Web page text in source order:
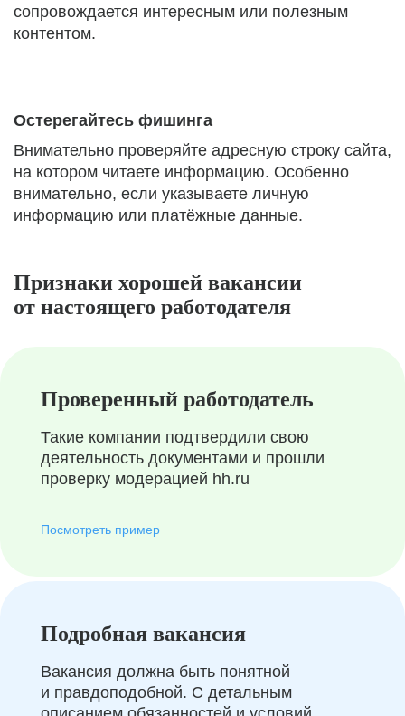
сопровождается интересным или полезным
контентом.
Остерегайтесь фишинга
Внимательно проверяйте адресную строку сайта,
на котором читаете информацию. Особенно
внимательно, если указываете личную
информацию или платёжные данные.
Признаки хорошей вакансии
от настоящего работодателя
Проверенный работодатель
Такие компании подтвердили свою
деятельность документами и прошли
проверку модерацией hh.ru
Посмотреть пример
Подробная вакансия
Вакансия должна быть понятной
и правдоподобной. С детальным